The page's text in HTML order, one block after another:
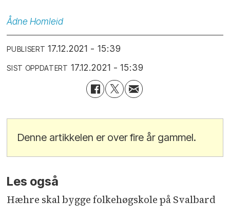
Ådne Homleid
PUBLISERT 17.12.2021 - 15:39
SIST OPPDATERT 17.12.2021 - 15:39
Denne artikkelen er over fire år gammel.
Les også
Hæhre skal bygge folkehøgskole på Svalbard